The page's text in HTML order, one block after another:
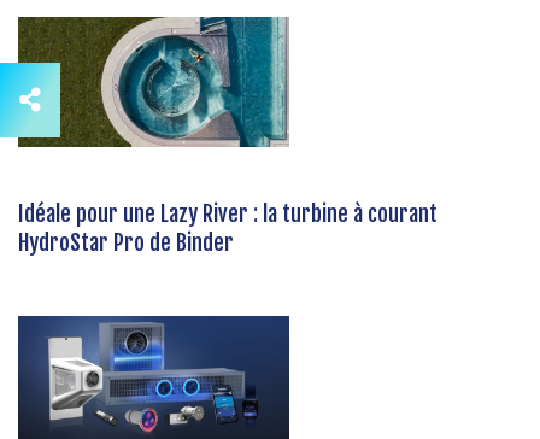
Idéale pour une Lazy River : la turbine à courant
HydroStar Pro de Binder